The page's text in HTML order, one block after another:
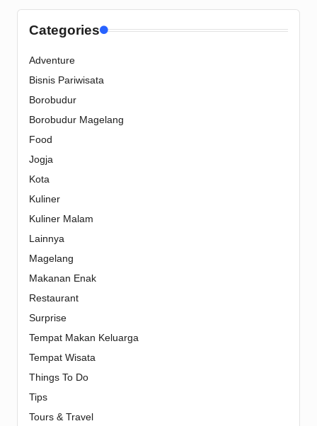
Categories
Adventure
Bisnis Pariwisata
Borobudur
Borobudur Magelang
Food
Jogja
Kota
Kuliner
Kuliner Malam
Lainnya
Magelang
Makanan Enak
Restaurant
Surprise
Tempat Makan Keluarga
Tempat Wisata
Things To Do
Tips
Tours & Travel